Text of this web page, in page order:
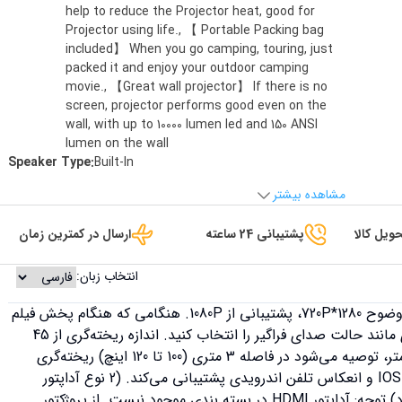
help to reduce the Projector heat, good for
Projector using life., 【 Portable Packing bag
included】 When you go camping, touring, just
packed it and enjoy your outdoor camping
movie., 【Great wall projector】 If there is no
screen, projector performs good even on the
wall, with up to 10000 lumen led and 150 ANSI
lumen on the wall
Speaker Type:‎Built-In
مشاهده بیشتر
کالا پشتیبانی 24 ساعته ارسال در کمترین زمان
انتخاب زبان:
آنچه از پروژکتور WTONISY دریافت خواهید کرد: وضوح 1280*720P، پشتیبانی از 1080P. هنگامی که هنگام پخش فیلم
یا فیلم صدا وجود ندارد، باید حالت صدای دیگری مانند حالت صدای فراگیر را انتخاب کنید. اندازه ریخته‌گری از 45
اینچ تا 170 اینچ فاصله ریخته‌گری از 1.5 متر تا 5 متر، توصیه می‌شود در فاصله 3 متری (100 تا 120 اینچ) ریخته‌گری
کنید. مینی پروژکتور وقتی آداپتور HDMI دارید، از IOS و انعکاس تلفن اندرویدی پشتیبانی می‌کند. (2 نوع آداپتور